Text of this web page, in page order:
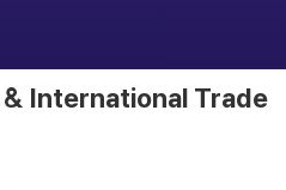
International Trade